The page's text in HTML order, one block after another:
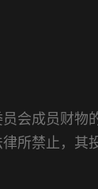
会成员财物
所禁止，其